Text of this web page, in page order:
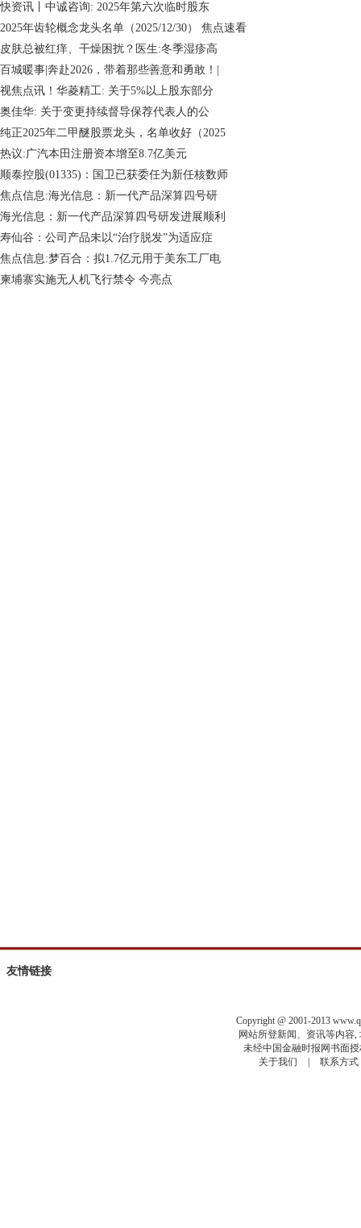
快资讯丨中诚咨询: 2025年第六次临时股东
2025年齿轮概念龙头名单（2025/12/30） 焦点速看
皮肤总被红痒、干燥困扰？医生:冬季湿疹高
百城暖事|奔赴2026，带着那些善意和勇敢！|
视焦点讯！华菱精工: 关于5%以上股东部分
奥佳华: 关于变更持续督导保荐代表人的公
纯正2025年二甲醚股票龙头，名单收好（2025
热议:广汽本田注册资本增至8.7亿美元
顺泰控股(01335)：国卫已获委任为新任核数师
焦点信息:海光信息：新一代产品深算四号研
海光信息：新一代产品深算四号研发进展顺利
寿仙谷：公司产品未以“治疗脱发”为适应症
焦点信息:梦百合：拟1.7亿元用于美东工厂电
柬埔寨实施无人机飞行禁令 今亮点
友情链接
Copyright @ 2001-2013
网站所登新闻、资讯等内容,
未经中国金融时报网书面授
关于我们
联系方式